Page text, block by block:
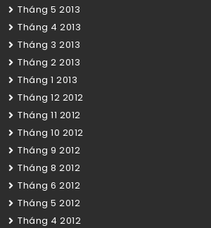
Tháng 5 2013
Tháng 4 2013
Tháng 3 2013
Tháng 2 2013
Tháng 1 2013
Tháng 12 2012
Tháng 11 2012
Tháng 10 2012
Tháng 9 2012
Tháng 8 2012
Tháng 6 2012
Tháng 5 2012
Tháng 4 2012